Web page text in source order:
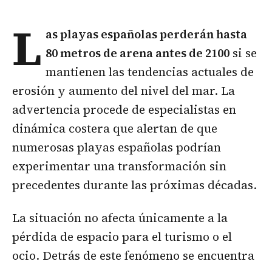
L asplayas españolasperderán hasta
80 metros de arena antes de 2100 si se
mantienen las tendencias actuales de
erosión y aumento del nivel del mar. La
advertencia procede de especialistas en
dinámica costera que alertan de que
numerosas playas españolas podrían
experimentar una transformación sin
precedentes durante las próximas décadas.
La situación no afecta únicamente a la
pérdida de espacio para el turismo o el
ocio. Detrás de este fenómeno se encuentra